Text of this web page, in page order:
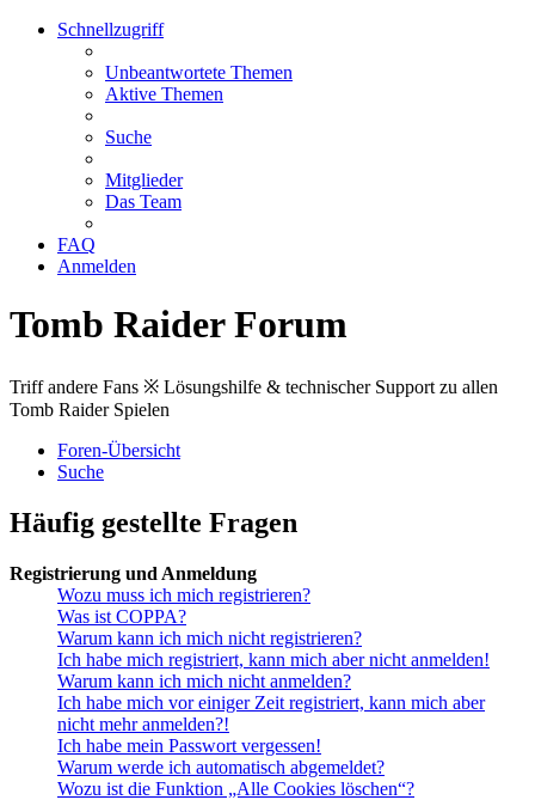
Schnellzugriff
Unbeantwortete Themen
Aktive Themen
Suche
Mitglieder
Das Team
FAQ
Anmelden
Tomb Raider Forum
Triff andere Fans ※ Lösungshilfe & technischer Support zu allen
Tomb Raider Spielen
Foren-Übersicht
Suche
Häufig gestellte Fragen
Registrierung und Anmeldung
Wozu muss ich mich registrieren?
Was ist COPPA?
Warum kann ich mich nicht registrieren?
Ich habe mich registriert, kann mich aber nicht anmelden!
Warum kann ich mich nicht anmelden?
Ich habe mich vor einiger Zeit registriert, kann mich aber
nicht mehr anmelden?!
Ich habe mein Passwort vergessen!
Warum werde ich automatisch abgemeldet?
Wozu ist die Funktion „Alle Cookies löschen“?